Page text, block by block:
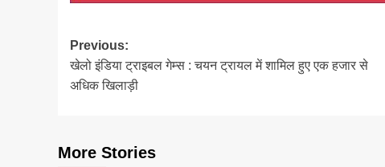
Post
navigation
Previous:
खेलो इंडिया ट्राइबल गेम्स : चयन ट्रायल में शामिल हुए एक हजार से
अधिक खिलाड़ी
More Stories